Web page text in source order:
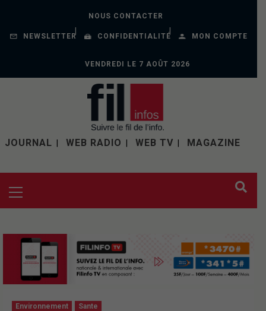
NOUS CONTACTER
NEWSLETTER CONFIDENTIALITÉ MON COMPTE
VENDREDI LE 7 AOÛT 2026
JOURNAL WEB RADIO WEB TV MAGAZINE
Environnement Sante